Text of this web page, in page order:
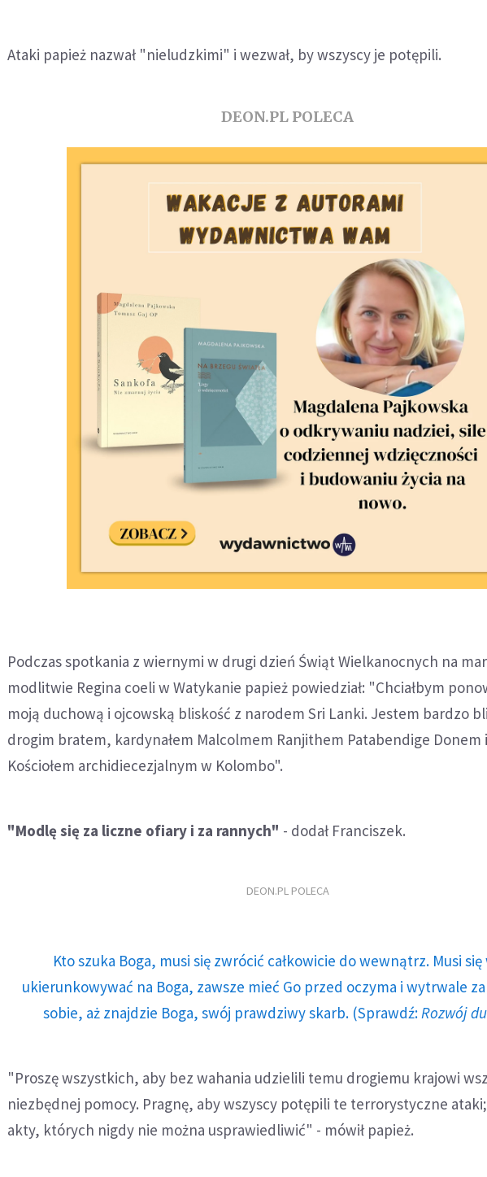
Ataki papież nazwał "nieludzkimi" i wezwał, by wszyscy je potępili.
DEON.PL POLECA
Podczas spotkania z wiernymi w drugi dzień Świąt Wielkanocnych na
modlitwie Regina coeli w Watykanie papież powiedział: "Chciałbym
moją duchową i ojcowską bliskość z narodem Sri Lanki. Jestem bardzo
drogim bratem, kardynałem Malcolmem Ranjithem Patabendige Donem i
Kościołem archidiecezjalnym w Kolombo".
"Modlę się za liczne ofiary i za rannych" - dodał Franciszek.
DEON.PL POLECA
Kto szuka Boga, musi się zwrócić całkowicie do wewnątrz. Musi się
ukierunkowywać na Boga, zawsze mieć Go przed oczyma i wytrwale
sobie, aż znajdzie Boga, swój prawdziwy skarb. (Sprawdź: Rozwój
"Proszę wszystkich, aby bez wahania udzielili temu drogiemu krajowi
niezbędnej pomocy. Pragnę, aby wszyscy potępili te terrorystyczne
akty, których nigdy nie można usprawiedliwić" - mówił papież.